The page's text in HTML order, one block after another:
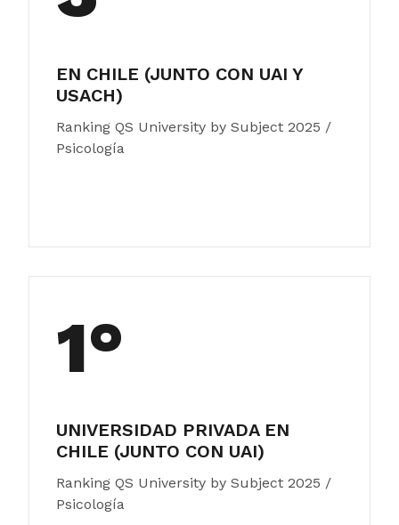
EN CHILE (JUNTO CON UAI Y
USACH)
Ranking QS University by Subject 2025 /
Psicología
1°
UNIVERSIDAD PRIVADA EN
CHILE (JUNTO CON UAI)
Ranking QS University by Subject 2025 /
Psicología